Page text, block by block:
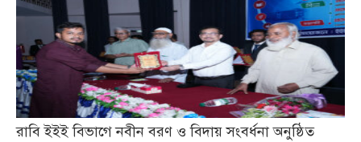
রাবি ইইই বিভাগে নবীন বরণ ও বিদায় সংবর্ধনা অনুষ্ঠিত